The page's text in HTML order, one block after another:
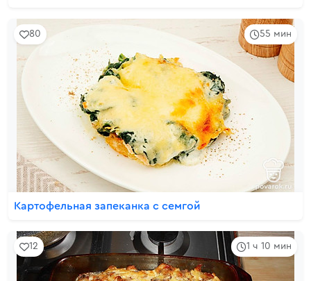
55 мин
80
Картофельная запеканка с семгой
1 ч 10 мин
12